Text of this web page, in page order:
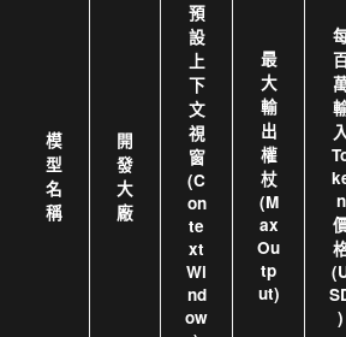
模
型
名
稱
開
發
大
廠
預
設
上
下
文
視
窗
(C
on
te
xt
Wi
nd
ow
最
大
輸
出
權
杖
(M
ax
Ou
tp
ut)
n
)